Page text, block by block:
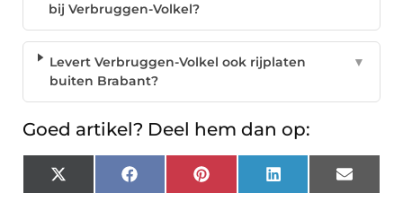
bij Verbruggen-Volkel?
Levert Verbruggen-Volkel ook rijplaten
buiten Brabant?
▼
Goed artikel? Deel hem dan op:
X
(Twitter)
Facebook Pinterest LinkedIn Email